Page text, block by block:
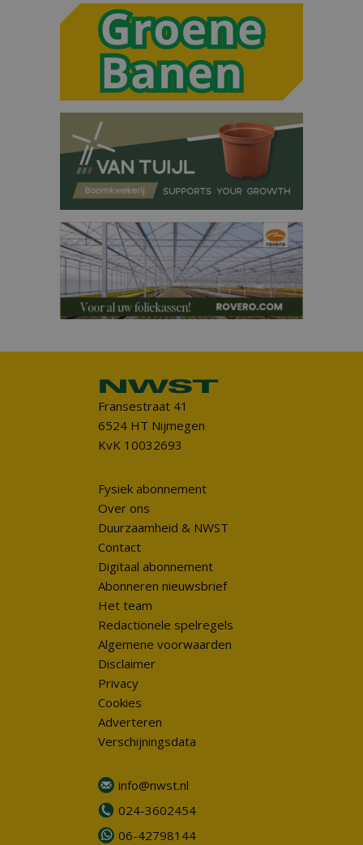
Fransestraat 41
6524 HT Nijmegen
KvK 10032693
Fysiek abonnement
Over ons
Duurzaamheid & NWST
Contact
Digitaal abonnement
Abonneren nieuwsbrief
Het team
Redactionele spelregels
Algemene voorwaarden
Disclaimer
Privacy
Cookies
Adverteren
Verschijningsdata
info@nwst.nl
024-3602454
06-42798144